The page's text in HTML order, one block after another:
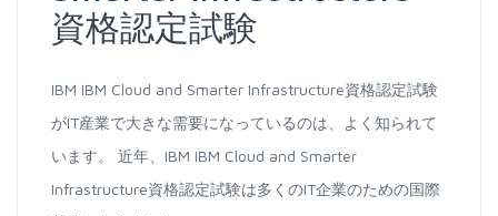
資格認定試験
IBM IBM Cloud and Smarter Infrastructure資格認定試験
がIT産業で大きな需要になっているのは、よく知られて
います。 近年、IBM IBM Cloud and Smarter
Infrastructure資格認定試験は多くのIT企業のための国際